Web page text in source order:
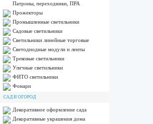
Патроны, переходники, ПРА
Прожекторы
Промышленные светильники
Садовые светильники
Светильники линейные торговые
Светодиодные модули и ленты
Трековые светильники
Уличные светильники
ФИТО светильники
Фонари
САД И ОГОРОД
Декоративное оформление сада
Декоративные украшения дома